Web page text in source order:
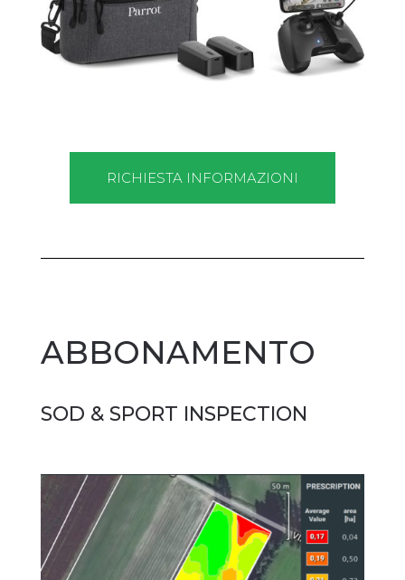
RICHIESTA INFORMAZIONI
ABBONAMENTO
SOD & SPORT INSPECTION